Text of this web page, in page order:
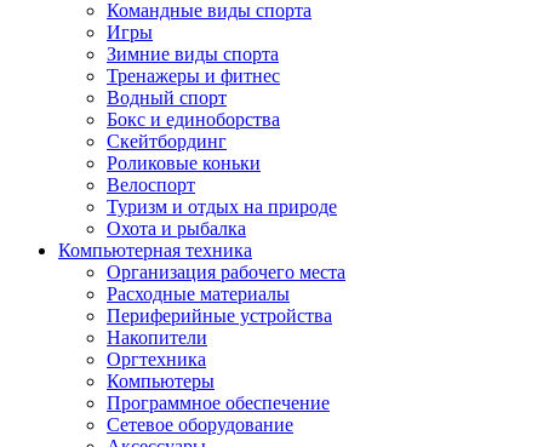
Командные виды спорта
Игры
Зимние виды спорта
Тренажеры и фитнес
Водный спорт
Бокс и единоборства
Скейтбординг
Роликовые коньки
Велоспорт
Туризм и отдых на природе
Охота и рыбалка
Компьютерная техника
Организация рабочего места
Расходные материалы
Периферийные устройства
Накопители
Оргтехника
Компьютеры
Программное обеспечение
Сетевое оборудование